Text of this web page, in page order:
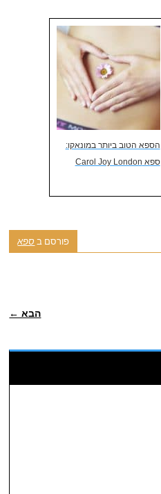
הספא הטוב ביותר במונאקו:
ספא Carol Joy London
פורסם ב ספא
הבא ←